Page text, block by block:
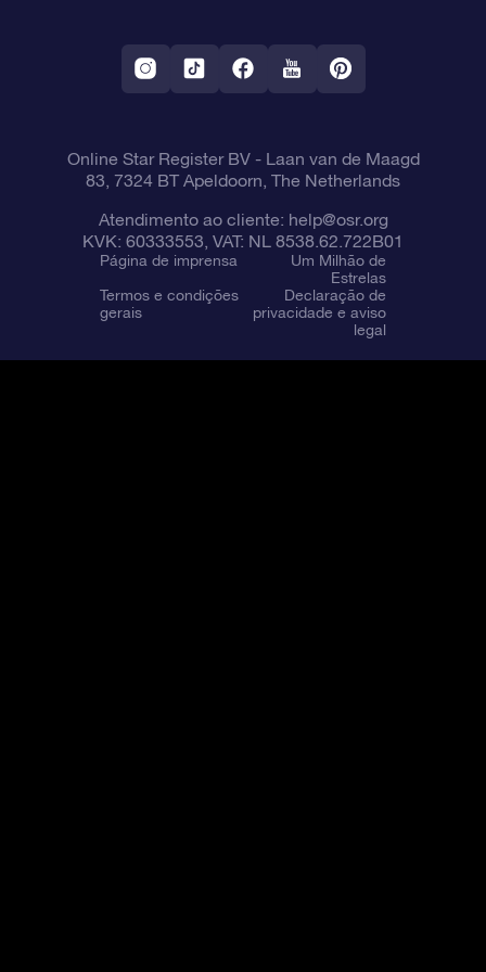
Aplicativo RV Fly me to the stars
Constelações
Online Star Register BV- Laan van de Maagd
83, 7324 BT Apeldoorn, The Netherlands
Atendimento ao cliente: help@osr.org
KVK: 60333553, VAT: NL 8538.62.722B01
Página de imprensa
Um Milhão de
Estrelas
Termos e condições
gerais
Declaração de
privacidade e aviso
legal